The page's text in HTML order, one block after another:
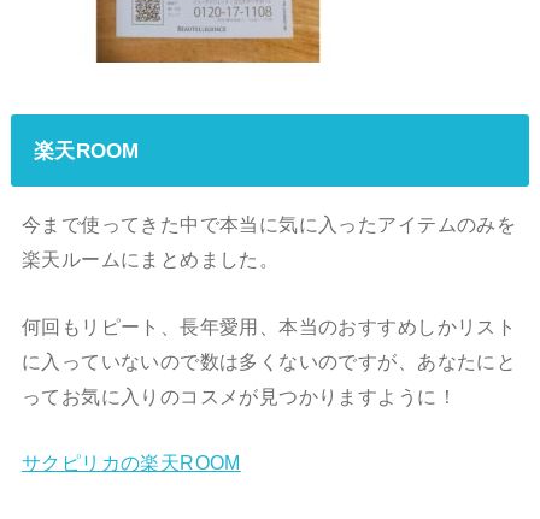
楽天ROOM
今まで使ってきた中で本当に気に入ったアイテムのみを
楽天ルームにまとめました。
何回もリピート、長年愛用、本当のおすすめしかリスト
に入っていないので数は多くないのですが、あなたにと
ってお気に入りのコスメが見つかりますように！
サクピリカの楽天ROOM